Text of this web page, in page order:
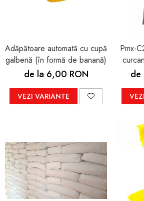
Adăpătoare automată cu cupă
galbenă (în formă de banană)
de la 6,00 RON
VEZI VARIANTE
Pmx-
de